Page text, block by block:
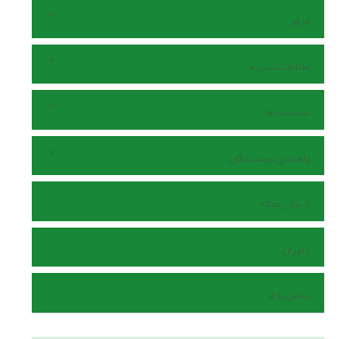
مرور
اطلاعات نشریه
سیاست ها
راهنمای نویسندگان
ارسال مقاله
داوران
تماس با ما